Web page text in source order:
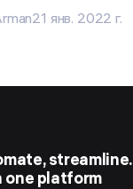
21 янв. 2022 г.
streamline.
one platform